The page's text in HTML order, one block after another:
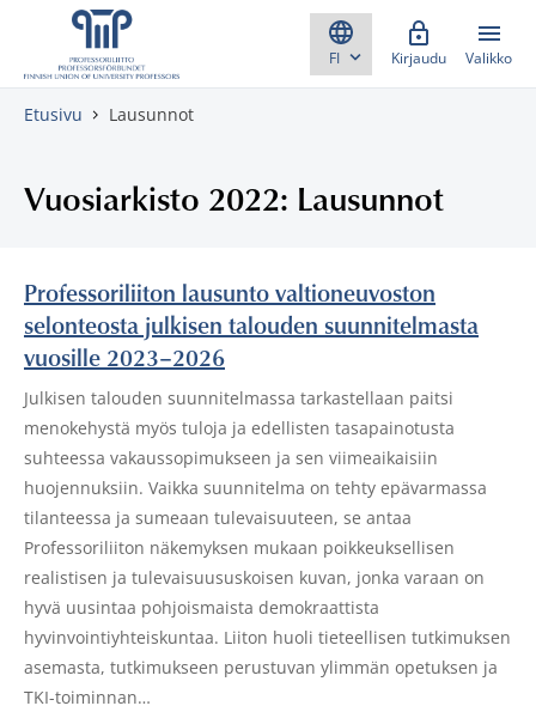
Skippaa sisältö
Kirjaudu Valikko
Etusivu Lausunnot
Vuosiarkisto 2022: Lausunnot
Professoriliiton lausunto valtioneuvoston
selonteosta julkisen talouden suunnitelmasta
vuosille 2023–2026
Julkisen talouden suunnitelmassa tarkastellaan paitsi
menokehystä myös tuloja ja edellisten tasapainotusta
suhteessa vakaussopimukseen ja sen viimeaikaisiin
huojennuksiin. Vaikka suunnitelma on tehty epävarmassa
tilanteessa ja sumeaan tulevaisuuteen, se antaa
Professoriliiton näkemyksen mukaan poikkeuksellisen
realistisen ja tulevaisuususkoisen kuvan, jonka varaan on
hyvä uusintaa pohjoismaista demokraattista
hyvinvointiyhteiskuntaa. Liiton huoli tieteellisen tutkimuksen
asemasta, tutkimukseen perustuvan ylimmän opetuksen ja
TKI-toiminnan…